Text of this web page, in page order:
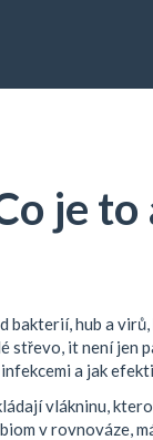
je
bakterií, hub a
střevo, itnení jen
a jak
vlákninu,
v rovnováze,